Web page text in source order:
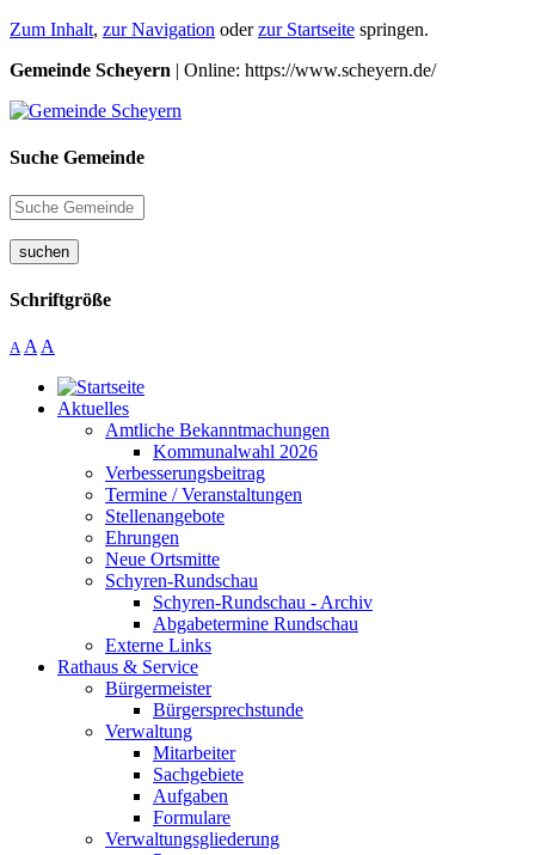
Zum Inhalt, zur Navigation oderzur Startseite springen.
Gemeinde Scheyern | Online: https://www.scheyern.de/
Suche Gemeinde
suchen
Schriftgröße
A A A
Aktuelles
Amtliche Bekanntmachungen
Kommunalwahl 2026
Verbesserungsbeitrag
Termine / Veranstaltungen
Stellenangebote
Ehrungen
Neue Ortsmitte
Schyren-Rundschau
Schyren-Rundschau - Archiv
Abgabetermine Rundschau
Externe Links
Rathaus & Service
Bürgermeister
Bürgersprechstunde
Verwaltung
Mitarbeiter
Sachgebiete
Aufgaben
Formulare
Verwaltungsgliederung